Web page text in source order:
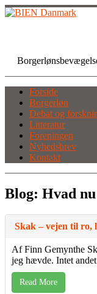
Skip
to
Forside
Borgerløn
Debat og
Litteratur
Foreningen
Nyhedsbrev
Kontakt
Blog: Hvad
Skak – vejen til ro,
Af Finn Gemynthe
jeg hævde. Intet
Read More